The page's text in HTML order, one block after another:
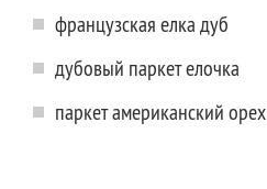
французская елка дуб
дубовый паркет елочка
паркет американский орех